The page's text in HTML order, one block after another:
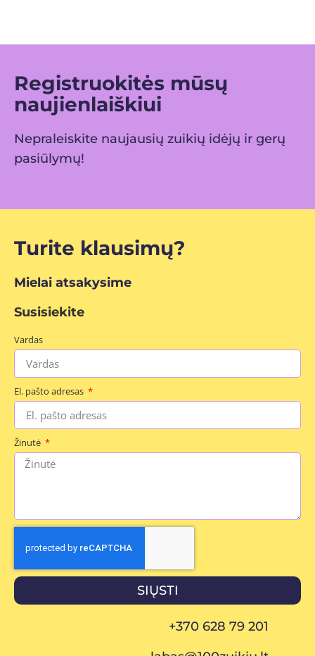
Registruokitės mūsų
naujienlaiškiui
Nepraleiskite naujausių zuikių idėjų ir gerų
pasiūlymų!
Turite klausimų?
Mielai atsakysime
Susisiekite
Vardas
El. pašto adresas
Žinutė
SIŲSTI
+370 628 79 201